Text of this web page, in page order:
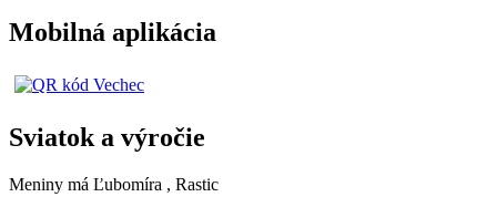
Mobilná aplikácia
Sviatok a výročie
Meniny má Ľubomíra , Rastic